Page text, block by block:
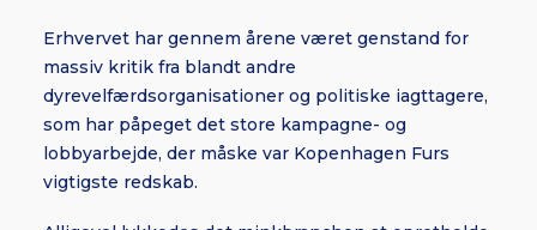
Erhvervet har gennem årene været genstand for
massiv kritik fra blandt andre
dyrevelfærdsorganisationer og politiske iagttagere,
som har påpeget det store kampagne- og
lobbyarbejde, der måske var Kopenhagen Furs
vigtigste redskab.